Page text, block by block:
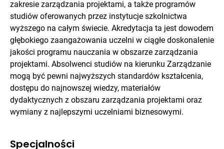
zakresie zarządzania projektami, a także programów
studiów oferowanych przez instytucje szkolnictwa
wyższego na całym świecie. Akredytacja ta jest dowodem
głębokiego zaangażowania uczelni w ciągłe doskonalenie
jakości programu nauczania w obszarze zarządzania
projektami. Absolwenci studiów na kierunku Zarządzanie
mogą być pewni najwyższych standardów kształcenia,
dostępu do najnowszej wiedzy, materiałów
dydaktycznych z obszaru zarządzania projektami oraz
wymiany z najlepszymi uczelniami biznesowymi.
Specjalności